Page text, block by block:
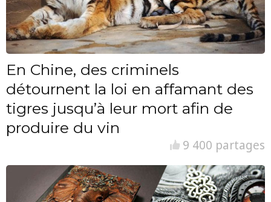
En Chine, des criminels
détournent la loi en affamant des
tigres jusqu’à leur mort afin de
produire du vin
9 400 partages